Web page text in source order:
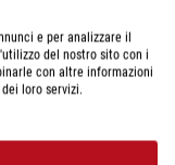
e per analizzare il
del nostro sito con i
con altre informazioni
loro servizi.